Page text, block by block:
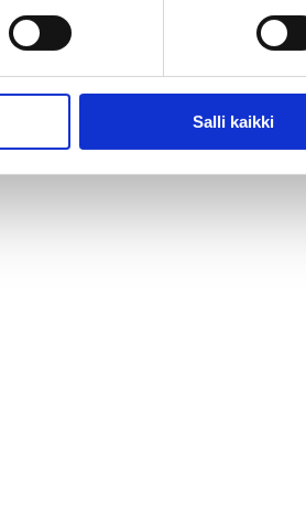
Salli kaikki